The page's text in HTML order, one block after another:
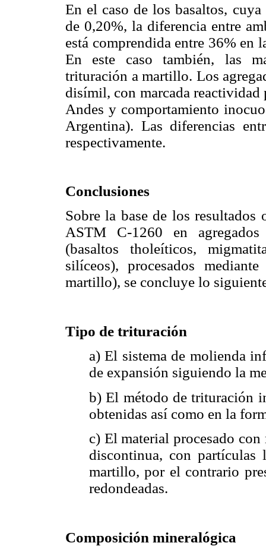
En el caso de los basaltos,
de 0,20%, la diferencia entre
está comprendida entre 36% en
En este caso también, las
trituración a martillo. Los
disímil, con marcada
Andes y comportamiento
Argentina). Las diferencias
respectivamente.
Conclusiones
Sobre la base de los
ASTM C-1260 en
(basaltos tholeíticos,
silíceos), procesados
martillo), se concluye lo
Tipo de trituración
a) El sistema de molienda
de expansión siguiendo la
b) El método de trituración
obtenidas así como en la
c) El material procesado
discontinua, con
martillo, por el contrario
redondeadas.
Composición mineralógica